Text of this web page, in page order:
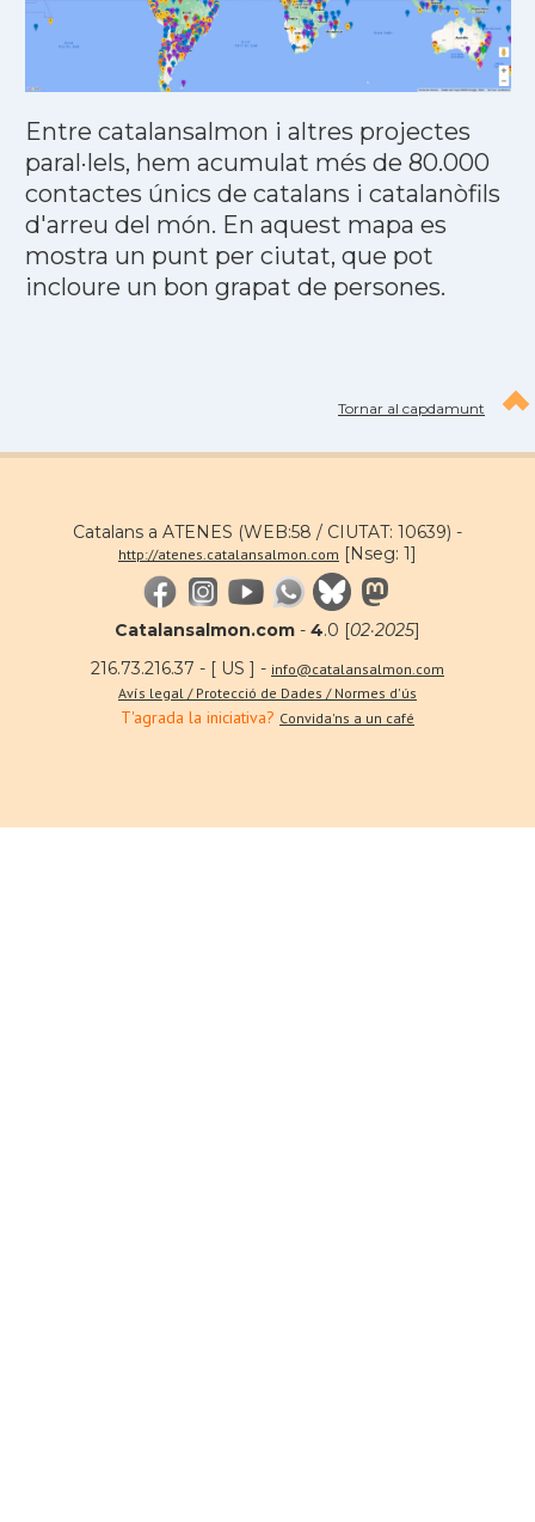
Entre catalansalmon i altres projectes
paral·lels, hem acumulat més de 80.000
contactes únics de catalans i catalanòfils
d'arreu del món. En aquest mapa es
mostra un punt per ciutat, que pot
incloure un bon grapat de persones.
Tornar al capdamunt
Catalans a ATENES (WEB:58 / CIUTAT: 10639) -
http://atenes.catalansalmon.com [Nseg: 1]
Catalansalmon.com - 4.0 [02·2025]
216.73.216.37 - [ US ] - info@catalansalmon.com
Avís legal / Protecció de Dades / Normes d'ús
T'agrada la iniciativa? Convida'ns a un café